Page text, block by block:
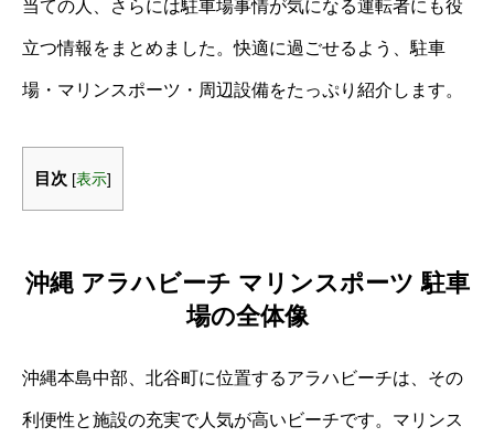
当ての人、さらには駐車場事情が気になる運転者にも役
立つ情報をまとめました。快適に過ごせるよう、駐車
場・マリンスポーツ・周辺設備をたっぷり紹介します。
目次 [表示]
沖縄 アラハビーチ マリンスポーツ 駐車
場の全体像
沖縄本島中部、北谷町に位置するアラハビーチは、その
利便性と施設の充実で人気が高いビーチです。マリンス